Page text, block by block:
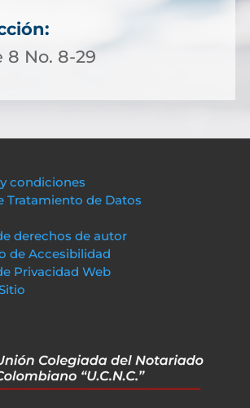
8 No. 8-29
condiciones
Tratamiento de Datos
derechos de autor
de Accesibilidad
Privacidad Web